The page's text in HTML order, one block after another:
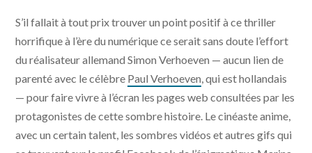
S’il fallait à tout prix trouver un point positif à ce thriller
horrifique à l’ère du numérique ce serait sans doute l’effort
du réalisateur allemand Simon Verhoeven — aucun lien de
parenté avec le célèbre Paul Verhoeven, qui est hollandais
— pour faire vivre à l’écran les pages web consultées par les
protagonistes de cette sombre histoire. Le cinéaste anime,
avec un certain talent, les sombres vidéos et autres gifs qui